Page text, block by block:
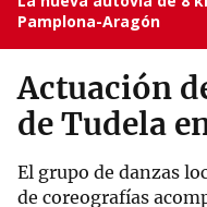
Pamplona-Aragón
Actuación
de Tudela
El grupo de danzas
de coreografías